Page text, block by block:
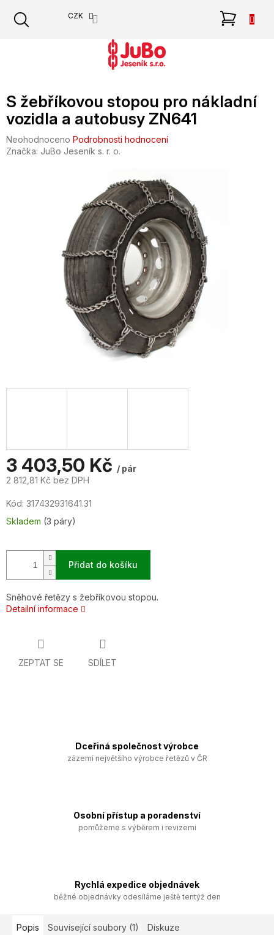
obsah
CZK
S žebříkovou stopou pro nákladní
vozidla a autobusy ZN641
Průměrné
hodnocení
Neohodnoceno Podrobnosti hodnocení
Značka: JuBo Jeseník s. r. o.
3 403,50 Kč / pár
2 812,81 Kč bez DPH
cena:
Kód: 317432931641.31
Skladem (3 páry)
Přidat do košíku
Sněhové řetězy s žebříkovou stopou.
Detailní informace
ZEPTAT SE SDÍLET
Dceřiná společnost výrobce
zázemí největšího výrobce řetězů v ČR
Osobní přístup a poradenství
pomůžeme s výběrem i revizemi
Rychlá expedice objednávek
běžné objednávky odesíláme ještě tentýž den
Popis Související soubory (1) Diskuze